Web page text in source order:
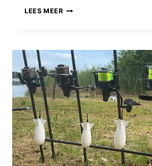
LEES MEERVANGSTEN
WEEK:
DE
TANDJES-
EDITIE!